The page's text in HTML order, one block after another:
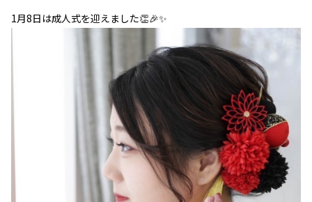
1月8日は成人式を迎えました👏🎉✨